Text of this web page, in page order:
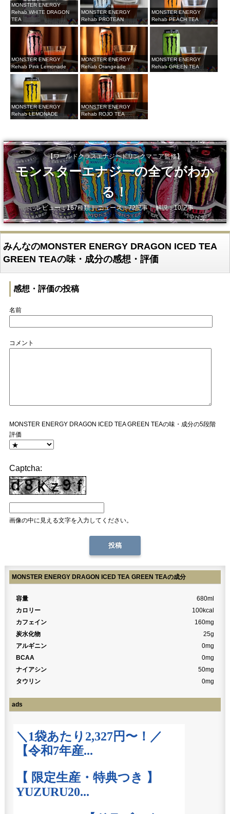
MONSTER ENERGY
Rehab WHITE DRAGON
TEA
MONSTER ENERGY
Rehab PROTEAN
MONSTER ENERGY
Rehab PEACH TEA
MONSTER ENERGY
Rehab Pink Lemonade
MONSTER ENERGY
Rehab Orangeade
MONSTER ENERGY
Rehab GREEN TEA
MONSTER ENERGY
Rehab LEMONADE
MONSTER ENERGY
Rehab ROJO TEA
【ワールドクラスエナジードリンクマニア監修】
モンスターエナジーの全てがわか
る！
レビュー：167種類｜ ニュース：72記事｜ 解説：10記事
みんなのMONSTER ENERGY DRAGON ICED TEA
GREEN TEAの味・成分の感想・評価
感想・評価の投稿
名前
コメント
MONSTER ENERGY DRAGON ICED TEA GREEN TEAの味・成分の5段階
評価
Captcha:
画像の中に見える文字を入力してください。
MONSTER ENERGY DRAGON ICED TEA GREEN TEAの成分
容量
680ml
カロリー
100kcal
カフェイン
160mg
炭水化物
25g
アルギニン
0mg
BCAA
0mg
ナイアシン
50mg
タウリン
0mg
ads